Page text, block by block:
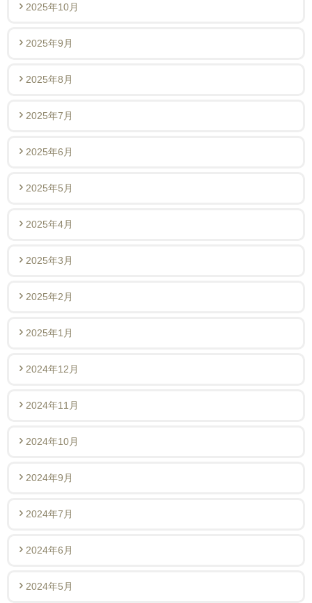
2025年10月
2025年9月
2025年8月
2025年7月
2025年6月
2025年5月
2025年4月
2025年3月
2025年2月
2025年1月
2024年12月
2024年11月
2024年10月
2024年9月
2024年7月
2024年6月
2024年5月